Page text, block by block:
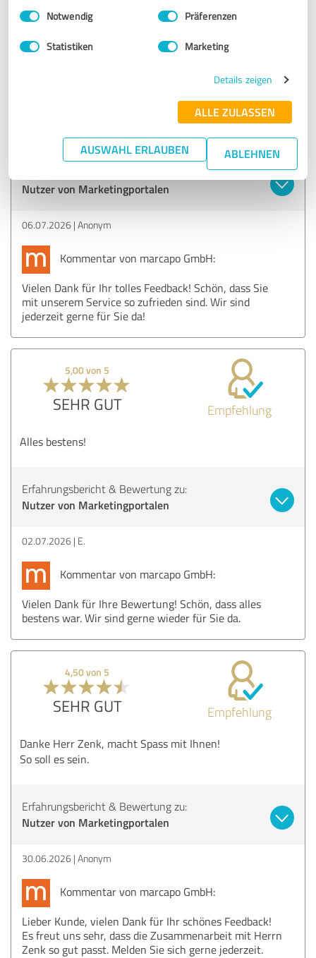
Impressum Datenschutzbestimmungen
Einwilligungsauswahl
Notwendig Präferenzen
Statistiken Marketing
Details zeigen
ALLE ZULASSEN
AUSWAHL ERLAUBEN ABLEHNEN
Empfehlung
Sehr zuvorkommender, schneller, und superfreundlicher
Nutzer von Marketingportalen
06.07.2026 Anonym
Kommentar von marcapo GmbH:
Vielen Dank für Ihr tolles Feedback! Schön, dass Sie
mit unserem Service so zufrieden sind. Wir sind
jederzeit gerne für Sie da!
5,00 von 5
SEHR GUT Empfehlung
Alles bestens!
Erfahrungsbericht & Bewertung zu:
Nutzer von Marketingportalen
02.07.2026 E.
Kommentar von marcapo GmbH:
Vielen Dank für Ihre Bewertung! Schön, dass alles
bestens war. Wir sind gerne wieder für Sie da.
4,50 von 5
SEHR GUT Empfehlung
Danke Herr Zenk, macht Spass mit Ihnen!
So soll es sein.
Erfahrungsbericht & Bewertung zu:
Nutzer von Marketingportalen
30.06.2026 Anonym
Kommentar von marcapo GmbH:
Lieber Kunde, vielen Dank für Ihr schönes Feedback!
Es freut uns sehr, dass die Zusammenarbeit mit Herrn
Zenk so gut passt. Melden Sie sich gerne jederzeit.